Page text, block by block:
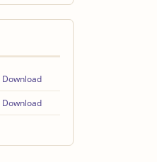
Download
Download